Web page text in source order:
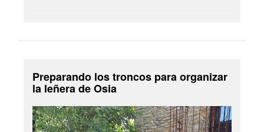
Preparando los troncos para organizar
la leñera de Osia